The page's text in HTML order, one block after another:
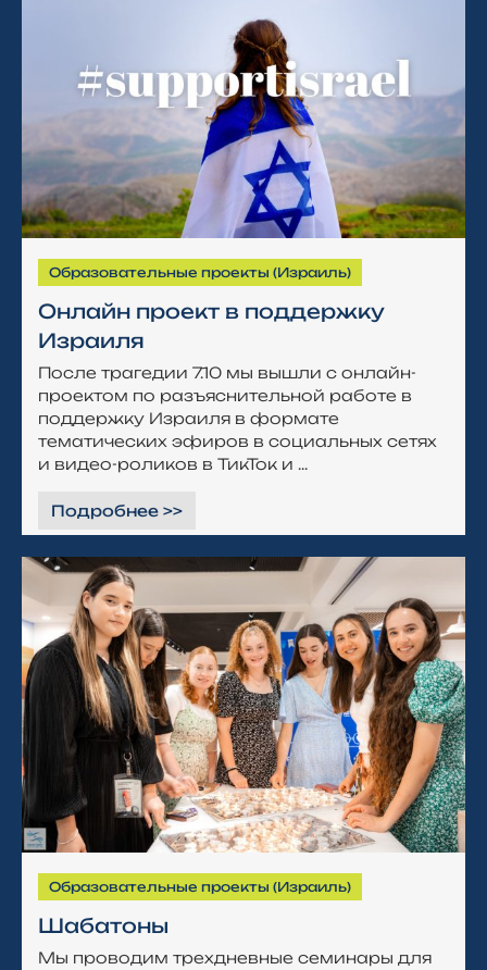
Образовательные проекты (Израиль)
Онлайн проект в поддержку
Израиля
После трагедии 7.10 мы вышли с онлайн-
проектом по разъяснительной работе в
поддержку Израиля в формате
тематических эфиров в социальных сетях
и видео-роликов в ТикТок и ...
Подробнее >>
Образовательные проекты (Израиль)
Шабатоны
Мы проводим трехдневные семинары для